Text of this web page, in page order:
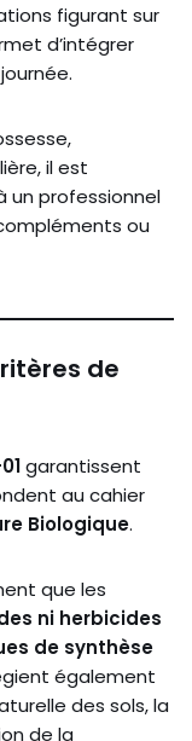
figurant sur
d’intégrer
il est
un professionnel
ou
de
garantissent
au cahier
Biologique.
que les
ni herbicides
de synthèse
également
des sols, la
de la